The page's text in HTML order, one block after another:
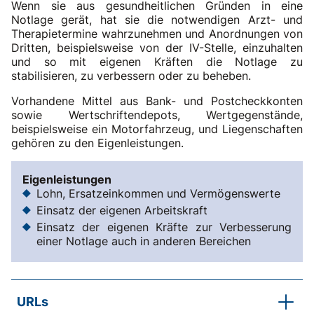
Wenn sie aus gesundheitlichen Gründen in eine
Notlage gerät, hat sie die notwendigen Arzt- und
Therapietermine wahrzunehmen und Anordnungen von
Dritten, beispielsweise von der IV-Stelle, einzuhalten
und so mit eigenen Kräften die Notlage zu
stabilisieren, zu verbessern oder zu beheben.
Vorhandene Mittel aus Bank- und Postcheckkonten
sowie Wertschriftendepots, Wertgegenstände,
beispielsweise ein Motorfahrzeug, und Liegenschaften
gehören zu den Eigenleistungen.
Eigenleistungen
Lohn, Ersatzeinkommen und Vermögenswerte
Einsatz der eigenen Arbeitskraft
Einsatz der eigenen Kräfte zur Verbesserung
einer Notlage auch in anderen Bereichen
URLs